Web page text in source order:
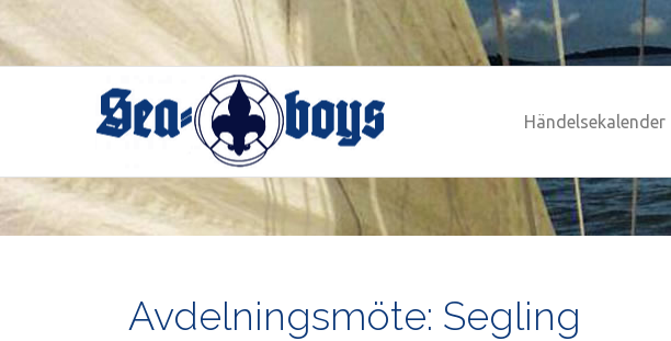
to
content
Händelsekalender
Avdelningsmöte: Segling